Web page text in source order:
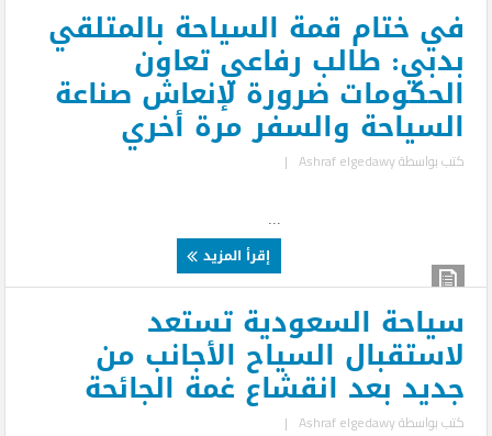
في ختام قمة السياحة بالمتلقي
بدبي: طالب رفاعي تعاون
الحكومات ضرورة لإنعاش صناعة
السياحة والسفر مرة أخري
كتب بواسطةAshraf elgedawy
|
إقرأ المزيد
سياحة السعودية تستعد
لاستقبال السياح الأجانب من
جديد بعد انقشاع غمة الجائحة
كتب بواسطةAshraf elgedawy
|